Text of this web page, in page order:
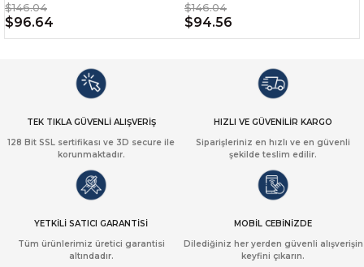
$146.04
$96.64
$146.04
$94.56
TEK TIKLA GÜVENLİ ALIŞVERİŞ
128 Bit SSL sertifikası ve 3D secure ile
korunmaktadır.
HIZLI VE GÜVENİLİR KARGO
Siparişleriniz en hızlı ve en güvenli
şekilde teslim edilir.
YETKİLİ SATICI GARANTİSİ
Tüm ürünlerimiz üretici garantisi
altındadır.
MOBİL CEBİNİZDE
Dilediğiniz her yerden güvenli alışverişin
keyfini çıkarın.